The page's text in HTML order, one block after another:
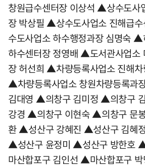
창원급수센터장 이상석 ▲상수도사
장 박상필 ▲상수도사업소 진해급
수도사업소 하수행정과장 심명숙
하수센터장 정영배 ▲도서관사업소
장 허선희 ▲차량등록사업소 진해차
▲차량등록사업소 창원차량등록과
김대영 ▲의창구 김미정 ▲의창구
강경 ▲의창구 이현숙 ▲의창구 문
환 ▲성산구 강혜진 ▲성산구 김혜
▲성산구 윤정미 ▲성산구 방한호
마산합포구 김인선 ▲마산합포구